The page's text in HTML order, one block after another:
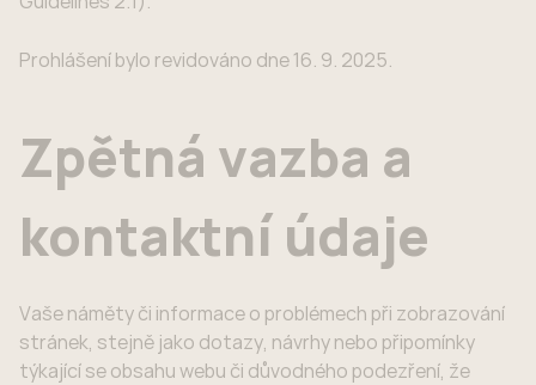
Prohlášení bylo revidováno dne 16. 9. 2025.
Zpětná vazba a
kontaktní údaje
Vaše náměty či informace o problémech při zobrazování
stránek, stejně jako dotazy, návrhy nebo připomínky
týkající se obsahu webu či důvodného podezření, že